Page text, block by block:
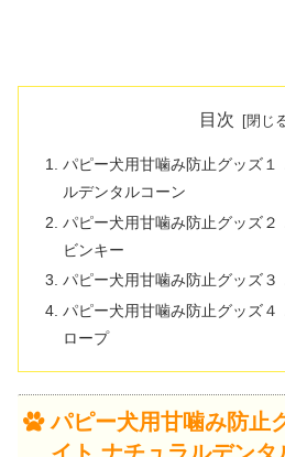
目次
パピー犬用甘噛み防止グッズ１
ルデンタルコーン
パピー犬用甘噛み防止グッズ２
ビンキー
パピー犬用甘噛み防止グッズ３
パピー犬用甘噛み防止グッズ４
ロープ
パピー犬用甘噛み防止